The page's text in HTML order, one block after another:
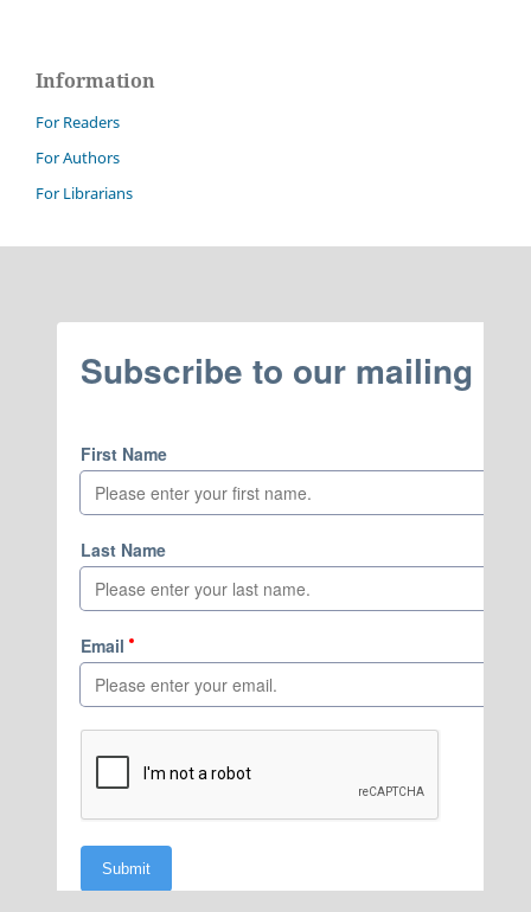
Information
For Readers
For Authors
For Librarians